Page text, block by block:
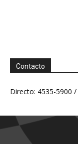
Contacto
Directo: 4535-5900 /